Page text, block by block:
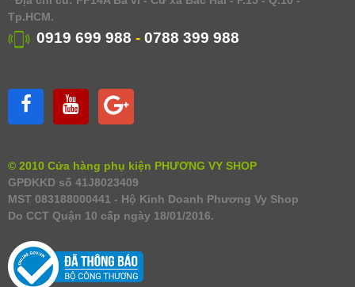
Tp.HCM.
0919 699 988 - 0788 399 988
© 2010 Cửa hàng phụ kiện PHƯƠNG VY SHOP
GPĐKKD số 41J8023409
MST 083188000441 - Hộ Kinh Doanh Phương Vy Shop
Do CCT Quận 10 cấp ngày 18/01/2016.